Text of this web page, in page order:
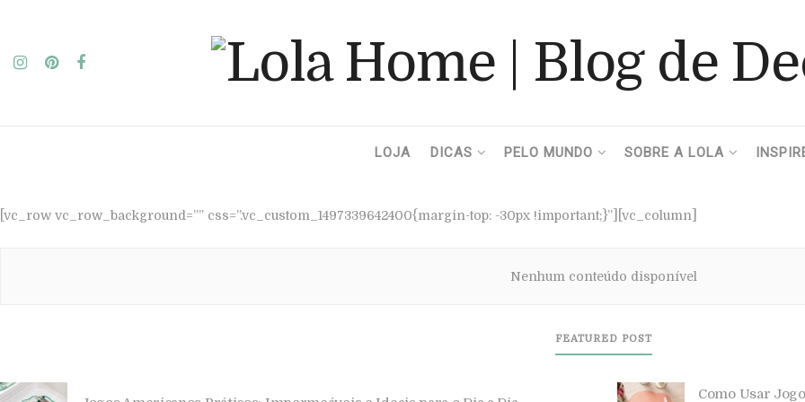
LOJA DICAS PELO MUNDO SOBRE A LOLA
[vc_row vc_row_background=”” css=”.vc_custom_1497339642400{margin-top: -30px !important;}”][vc_column]
Nenhum conteúdo disponível
FEATURED POST